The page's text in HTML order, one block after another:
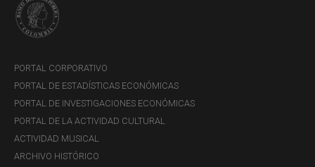
PORTAL CORPORATIVO
PORTAL DE ESTADÍSTICAS ECONÓMICAS
PORTAL DE INVESTIGACIONES ECONÓMICAS
PORTAL DE LA ACTIVIDAD CULTURAL
ACTIVIDAD MUSICAL
ARCHIVO HISTÓRICO